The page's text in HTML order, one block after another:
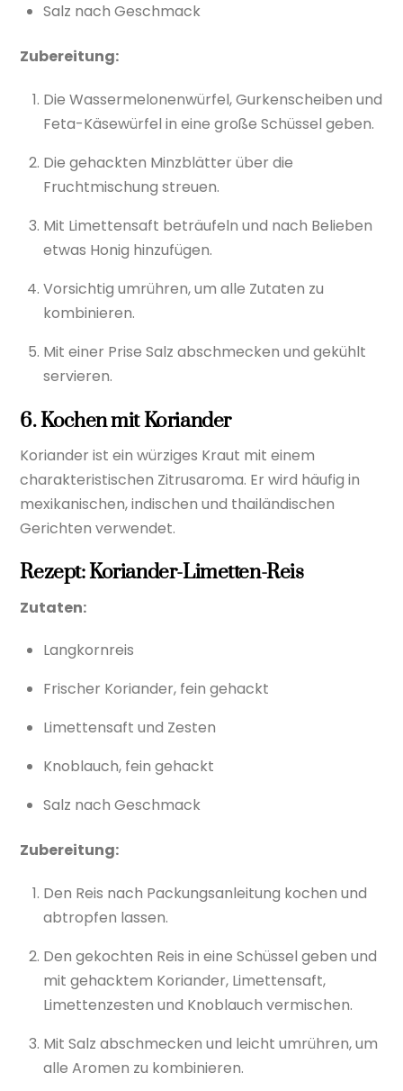
Salz nach Geschmack
Zubereitung:
Die Wassermelonenwürfel, Gurkenscheiben und
Feta-Käsewürfel in eine große Schüssel geben.
Die gehackten Minzblätter über die
Fruchtmischung streuen.
Mit Limettensaft beträufeln und nach Belieben
etwas Honig hinzufügen.
Vorsichtig umrühren, um alle Zutaten zu
kombinieren.
Mit einer Prise Salz abschmecken und gekühlt
servieren.
6.Kochen mit Koriander
Koriander ist ein würziges Kraut mit einem
charakteristischen Zitrusaroma. Er wird häufig in
mexikanischen, indischen und thailändischen
Gerichten verwendet.
Rezept: Koriander-Limetten-Reis
Zutaten:
Langkornreis
Frischer Koriander, fein gehackt
Limettensaft und Zesten
Knoblauch, fein gehackt
Salz nach Geschmack
Zubereitung:
Den Reis nach Packungsanleitung kochen und
abtropfen lassen.
Den gekochten Reis in eine Schüssel geben und
mit gehacktem Koriander, Limettensaft,
Limettenzesten und Knoblauch vermischen.
Mit Salz abschmecken und leicht umrühren, um
alle Aromen zu kombinieren.